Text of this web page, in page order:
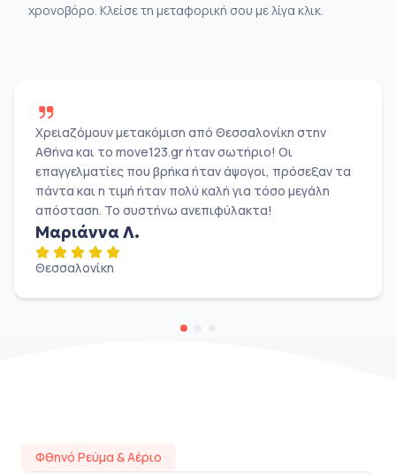
χρονοβόρο. Κλείσε τη μεταφορική σου με λίγα κλικ.
Χρειαζόμουν μετακόμιση από Θεσσαλονίκη στην
Αθήνα και το move123.gr ήταν σωτήριο! Οι
επαγγελματίες που βρήκα ήταν άψογοι, πρόσεξαν τα
πάντα και η τιμή ήταν πολύ καλή για τόσο μεγάλη
απόσταση. Το συστήνω ανεπιφύλακτα!
Μαριάννα Λ.
Θεσσαλονίκη
Φθηνό Ρεύμα & Αέριο